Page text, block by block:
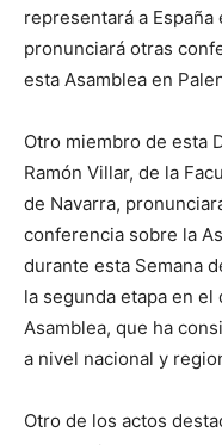
representará a
pronunciará otras
esta Asamblea en
Otro miembro de esta
Ramón Villar, de la
de Navarra,
conferencia sobre la
durante esta Semana
la segunda etapa en
Asamblea, que ha
a nivel nacional y
Otro de los actos